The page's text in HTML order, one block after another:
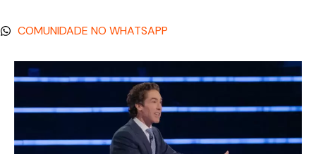
COMUNIDADE NO WHATSAPP